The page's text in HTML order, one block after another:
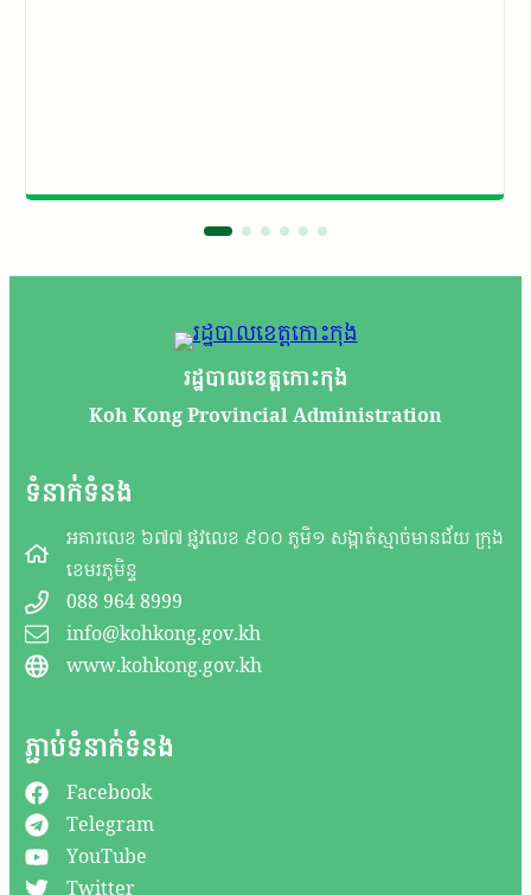
រដ្ឋបាលខេត្តកោះកុង
Koh Kong Provincial Administration
ទំនាក់ទំនង
អគារលេខ ៦៧៧ ផ្លូវលេខ ៩០០ ភូមិ១ សង្កាត់ស្មាច់មានជ័យ ក្រុង
ខេមរភូមិន្ទ
088 964 8999
info@kohkong.gov.kh
www.kohkong.gov.kh
ភ្ជាប់ទំនាក់ទំនង
Facebook
Telegram
YouTube
Twitter